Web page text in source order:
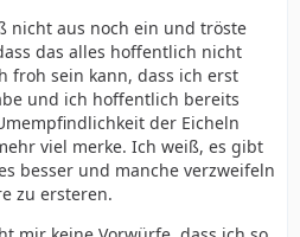
nicht aus noch ein und tröste
das alles hoffentlich nicht
froh sein kann, dass ich erst
und ich hoffentlich bereits
der Eicheln
viel merke. Ich weiß, es gibt
besser und manche verzweifeln
zu ersteren.